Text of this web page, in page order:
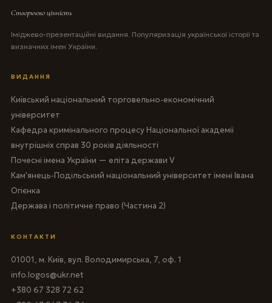
Створюємо цінність
Іміджево-презентаційні видання. Популяризація української історії та
визначних імен України.
ВИДАННЯ
Київський національний торговельно-економічний
університет
Кафедра кримінального процесу Національної академії
внутрішніх справ 30 років діяльності
Почесні імена України — еліта держави V
Кам'янець-Подільський національний університет імені Івана
Огієнка
Держава і політичне право (Частина 2)
КОНТАКТИ
01001, м. Київ, вул. Володимирська, 7, оф. 1
info.logos@ukr.net
+380 67 328 72 62